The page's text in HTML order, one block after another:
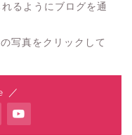
るようにブログを通
写真をクリックして
／